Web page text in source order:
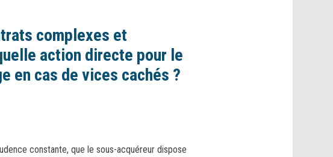
complexes et
action directe pour le
en cas de vices cachés ?
constante, que le sous-acquéreur dispose